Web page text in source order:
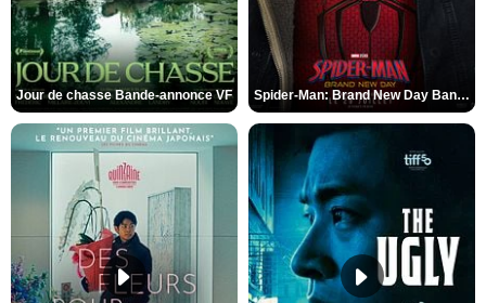
Jour de chasse Bande-annonce VF Spider-Man: Brand New Day Bande-annonce (3) VO STFR